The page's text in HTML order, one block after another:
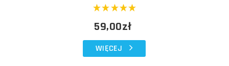
59,00zł
WIĘCEJ